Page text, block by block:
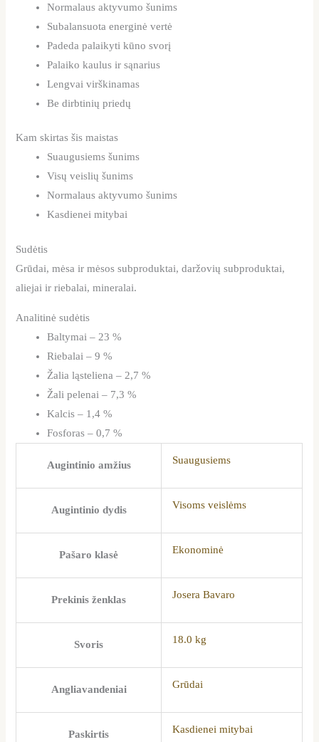
Normalaus aktyvumo šunims
Subalansuota energinė vertė
Padeda palaikyti kūno svorį
Palaiko kaulus ir sąnarius
Lengvai virškinamas
Be dirbtinių priedų
Kam skirtas šis maistas
Suaugusiems šunims
Visų veislių šunims
Normalaus aktyvumo šunims
Kasdienei mitybai
Sudėtis
Grūdai, mėsa ir mėsos subproduktai, daržovių subproduktai,
aliejai ir riebalai, mineralai.
Analitinė sudėtis
Baltymai – 23 %
Riebalai – 9 %
Žalia ląsteliena – 2,7 %
Žali pelenai – 7,3 %
Kalcis – 1,4 %
Fosforas – 0,7 %
Augintinio amžius Suaugusiems
Augintinio dydis Visoms veislėms
Pašaro klasė Ekonominė
Prekinis ženklas Josera Bavaro
Svoris 18.0 kg
Angliavandeniai Grūdai
Paskirtis Kasdienei mitybai